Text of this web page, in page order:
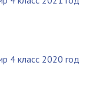
4 класс 2020 год